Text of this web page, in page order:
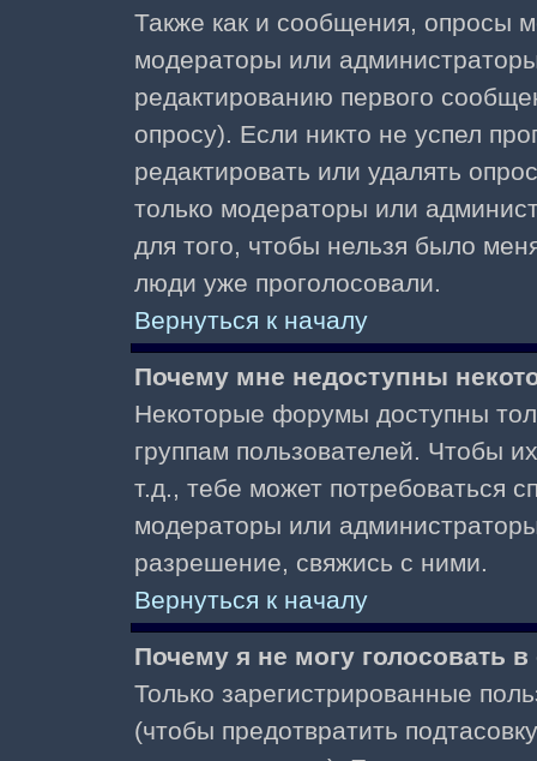
Также как и сообщения, опросы
модераторы или
редактированию первого
опросу). Если никто не успел
редактировать или удалять
только модераторы или
для того, чтобы нельзя было
люди уже проголосовали.
Вернуться к началу
Почему мне недоступны
Некоторые форумы доступны
группам пользователей. Чтобы
т.д., тебе может потребоваться
модераторы или
разрешение, свяжись с ними.
Вернуться к началу
Почему я не могу голосовать
Только зарегистрированные
(чтобы предотвратить